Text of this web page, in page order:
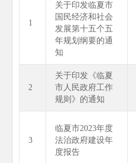
1
关于印发临夏市
国民经济和社会
发展第十五个五
年规划纲要的通
知
2
关于印发《临夏
市人民政府工作
规则》的通知
3
临夏市2023年度
法治政府建设年
度报告